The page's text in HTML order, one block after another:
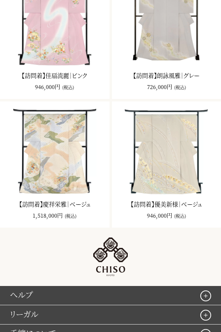
【訪問着】佳扇流麗｜ピンク
946,000円 (税込)
【訪問着】朗詠風雅｜グレー
726,000円 (税込)
【訪問着】慶祥栄雅｜ベージュ
1,518,000円 (税込)
【訪問着】優美新様｜ベージュ
946,000円 (税込)
ヘルプ
リーガル